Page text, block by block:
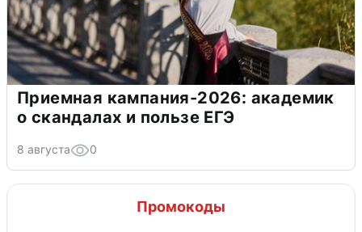
Приемная кампания-2026: академик
о скандалах и пользе ЕГЭ
8 августа 0
Промокоды